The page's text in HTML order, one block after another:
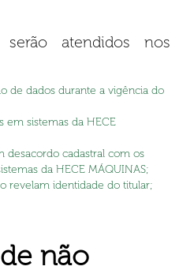
atendidos nos
de dados durante a vigência do
em sistemas da HECE
desacordo cadastral com os
da HECE MÁQUINAS;
revelam identidade do titular;
não